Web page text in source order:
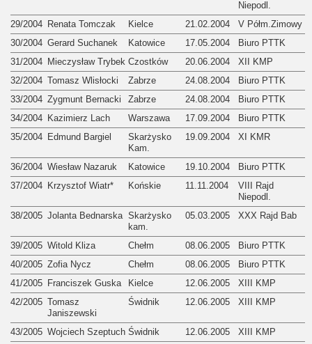
Niepodl.
29/2004 Renata Tomczak Kielce 21.02.2004
V Półm.Zimowy
30/2004 Gerard Suchanek Katowice 17.05.2004
Biuro PTTK
31/2004 Mieczysław Trybek Czostków 20.06.2004
XII KMP
32/2004 Tomasz Wlisłocki Zabrze 24.08.2004
Biuro PTTK
33/2004 Zygmunt Bernacki Zabrze 24.08.2004
Biuro PTTK
34/2004 Kazimierz Lach Warszawa 17.09.2004
Biuro PTTK
35/2004 Edmund Bargiel
Skarżysko
Kam.
19.09.2004 XI KMR
36/2004 Wiesław Nazaruk Katowice 19.10.2004
Biuro PTTK
37/2004 Krzysztof Wiatr* Końskie 11.11.2004
VIII Rajd
Niepodl.
38/2005 Jolanta Bednarska Skarżysko
kam.
05.03.2005 XXX Rajd Bab
39/2005 Witold Kliza Chełm 08.06.2005
Biuro PTTK
40/2005 Zofia Nycz Chełm 08.06.2005
Biuro PTTK
41/2005 Franciszek Guska Kielce 12.06.2005
XIII KMP
42/2005 Tomasz
Janiszewski
Świdnik 12.06.2005 XIII KMP
43/2005 Wojciech Szeptuch Świdnik 12.06.2005
XIII KMP